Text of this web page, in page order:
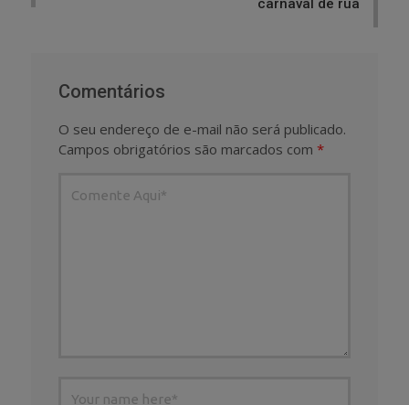
carnaval de rua
Comentários
O seu endereço de e-mail não será publicado.
Campos obrigatórios são marcados com *